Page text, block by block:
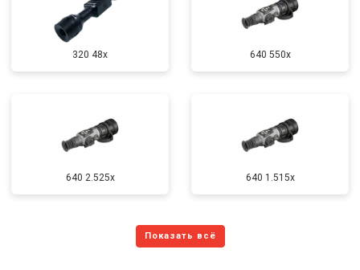
320 48x 640 550x
640 2.525x 640 1.515x